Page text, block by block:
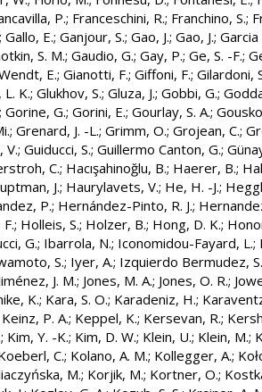
P.; Franceschini, R.; Franchino, S.;
; Gallo, E.; Ganjour, S.; Gao, J.; Gao, J.; Garcia
S. M.; Gaudio, G.; Gay, P.; Ge, S. -F.;
E.; Gianotti, F.; Giffoni, F.; Gilardoni,
L. K.; Glukhov, S.; Gluza, J.; Gobbi, G.;
; Gorine, G.; Gorini, E.; Gourlay, S. A.;
; Grenard, J. -L.; Grimm, O.; Grojean, C.;
V.; Guiducci, S.; Guillermo Canton, G.;
C.; Hacışahinoğlu, B.; Haerer, B.;
J.; Haurylavets, V.; He, H. -J.;
P.; Hernández-Pinto, R. J.;
; Holleis, S.; Holzer, B.; Hong, D. K.;
G.; Ibarrola, N.; Iconomidou-Fayard, L.;
S.; Iyer, A.; Izquierdo Bermudez, S.
J. M.; Jones, M. A.; Jones, O. R.;
K.; Kara, S. O.; Karadeniz, H.;
Keinz, P. A.; Keppel, K.; Kersevan, R.;
; Kim, Y. -K.; Kim, D. W.; Klein, U.; Klein, M.;
C.; Kolano, A. M.; Kollegger, A.;
M.; Korjik, M.; Kortner, O.;